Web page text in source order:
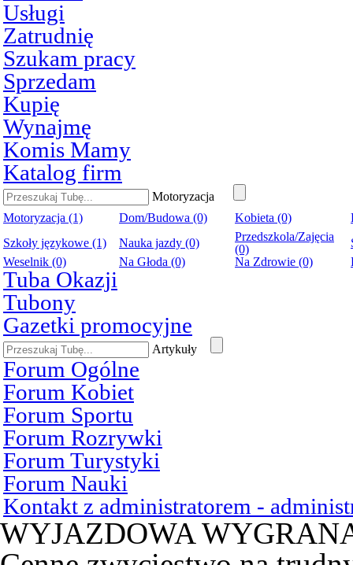
Usługi
Zatrudnię
Szukam pracy
Sprzedam
Kupię
Wynajmę
Komis Mamy
Katalog firm
Motoryzacja
Motoryzacja (1)
Dom/Budowa (0) Kobieta (0)
Szkoły językowe (1)
Nauka jazdy (0)
Przedszkola/Zajęcia
(0)
Weselnik (0)
Na Głoda (0) Na Zdrowie (0)
Tuba Okazji
Tubony
Gazetki promocyjne
Artykuły
Forum Ogólne
Forum Kobiet
Forum Sportu
Forum Rozrywki
Forum Turystyki
Forum Nauki
Kontakt z administratorem -
WYJAZDOWA